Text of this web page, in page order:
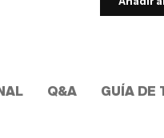
Q&A GUÍA DE